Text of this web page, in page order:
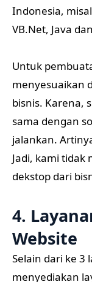
Indonesia,
VB.Net, Java
Untuk
menyesuaikan
bisnis. Karena,
sama dengan
jalankan.
Jadi, kami tidak
dekstop dari
4.
Website
Selain dari ke 3
menyediakan